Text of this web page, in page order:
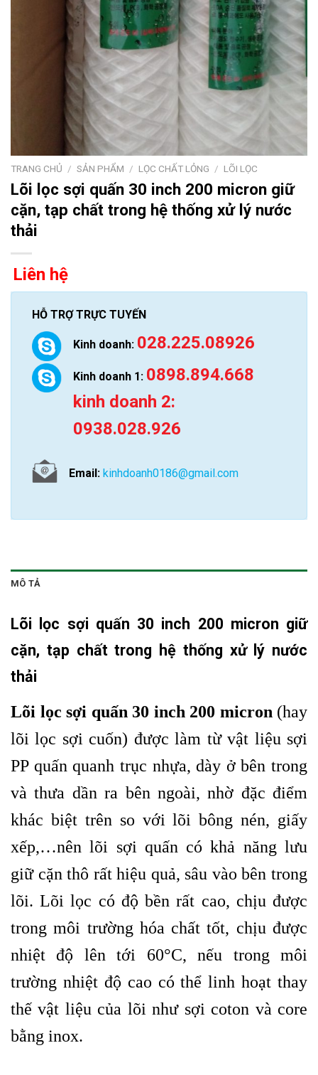
TRANG CHỦ / SẢN PHẨM / LỌC CHẤT LỎNG / LÕI LỌC
Lõi lọc sợi quấn 30 inch 200 micron giữ
cặn, tạp chất trong hệ thống xử lý nước
thải
Liên hệ
HỖ TRỢ TRỰC TUYẾN
Kinh doanh: 028.225.08926
Kinh doanh 1: 0898.894.668
kinh doanh 2:
0938.028.926
Email: kinhdoanh0186@gmail.com
MÔ TẢ
Lõi lọc sợi quấn 30 inch 200 micron giữ
cặn, tạp chất trong hệ thống xử lý nước
thải
Lõi lọc sợi quấn 30 inch 200 micron (hay
lõi lọc sợi cuốn) được làm từ vật liệu sợi
PP quấn quanh trục nhựa, dày ở bên trong
và thưa dần ra bên ngoài, nhờ đặc điểm
khác biệt trên so với lõi bông nén, giấy
xếp,…nên lõi sợi quấn có khả năng lưu
giữ cặn thô rất hiệu quả, sâu vào bên trong
lõi. Lõi lọc có độ bền rất cao, chịu được
trong môi trường hóa chất tốt, chịu được
nhiệt độ lên tới 60°C, nếu trong môi
trường nhiệt độ cao có thể linh hoạt thay
thế vật liệu của lõi như sợi coton và core
bằng inox.